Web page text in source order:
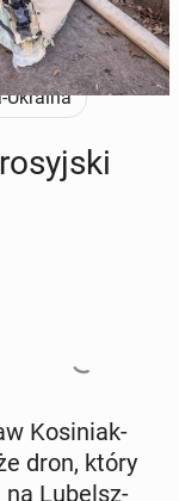
które spadają na
Images)
Ukraina
Ko­si­niak-
dron, który
na Lu­belsz­